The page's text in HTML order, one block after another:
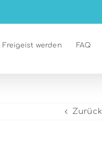
Freigeist werden FAQ
Zurück